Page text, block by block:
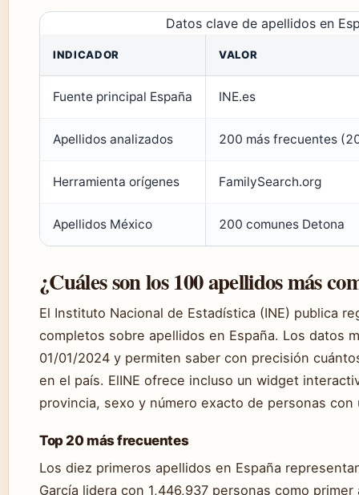
Datos clave de apellidos en
INDICADOR VALOR
Fuente principal España INE.es
Apellidos analizados 200 más frecuentes
Herramienta orígenes FamilySearch.org
Apellidos México 200 comunes Detona
¿Cuáles son los 100 apellidos más
El Instituto Nacional de Estadística (INE) publica
completos sobre apellidos en España. Los datos
01/01/2024 y permiten saber con precisión
en el país. ElINE ofrece incluso un widget
provincia, sexo y número exacto de personas
Top 20 más frecuentes
Los diez primeros apellidos en España
García lidera con 1,446,937 personas como